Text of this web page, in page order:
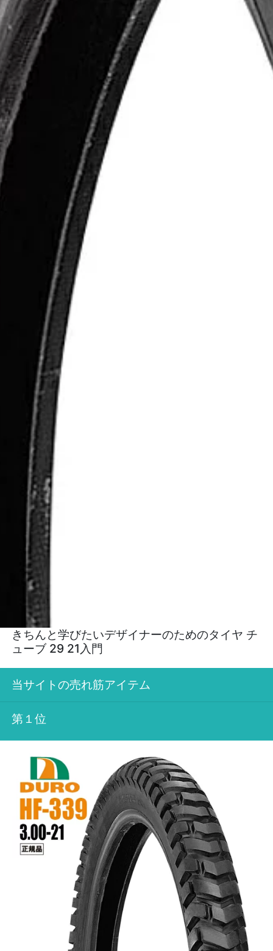
きちんと学びたいデザイナーのためのタイヤ チ
ューブ 29 21入門
当サイトの売れ筋アイテム
第１位